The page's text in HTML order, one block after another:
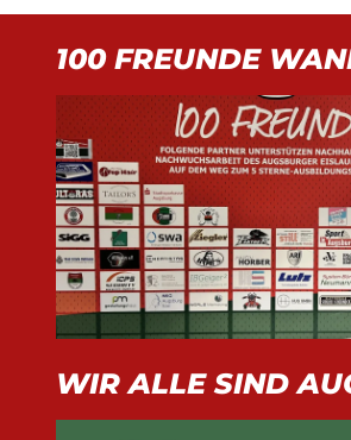
100 FREUNDE
WIR ALLE SIND